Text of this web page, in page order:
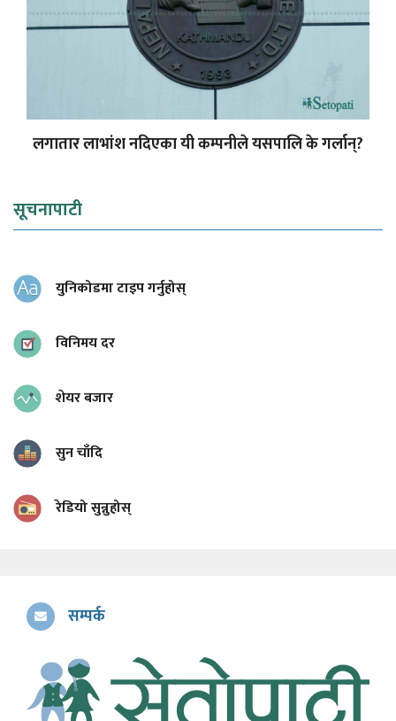
लगातार लाभांश नदिएका यी कम्पनीले यसपालि के गर्लान्?
सूचनापाटी
युनिकोडमा टाइप गर्नुहोस्
विनिमय दर
शेयर बजार
सुन चाँदि
रेडियो सुन्नुहोस्
सम्पर्क